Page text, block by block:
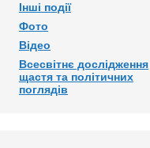
Інші події
Фото
Відео
Всесвітнє дослідження
щастя та політичних
поглядів